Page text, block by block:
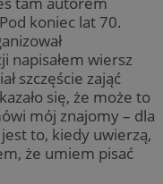
koniec lat 70.
napisałem wiersz
szczęście zająć
się, że może to
mój znajomy – dla
to, kiedy uwierzą,
że umiem pisać